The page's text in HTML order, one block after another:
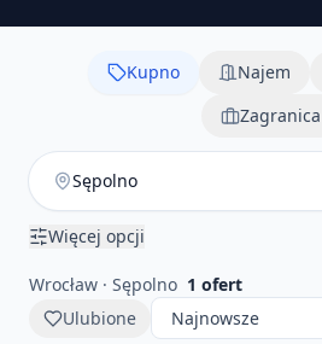
Kupno Najem
Zagranica
Więcej opcji
Wrocław · Sępolno 1 ofert
Ulubione